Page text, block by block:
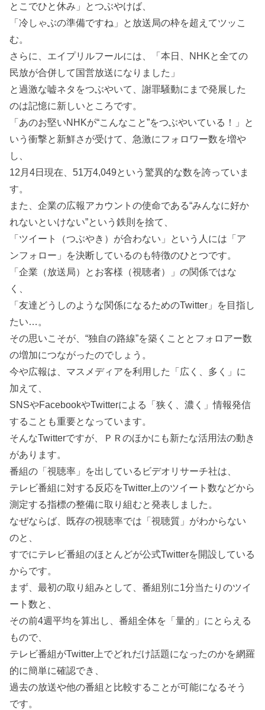
とこでひと休み」とつぶやけば、
「冷しゃぶの準備ですね」と放送局の枠を超えてツッこ
む。
さらに、エイプリルフールには、「本日、NHKと全ての
民放が合併して国営放送になりました」
と過激な嘘ネタをつぶやいて、謝罪騒動にまで発展した
のは記憶に新しいところです。
「あのお堅いNHKが“こんなこと”をつぶやいている！」と
いう衝撃と新鮮さが受けて、急激にフォロワー数を増や
し、
12月4日現在、51万4,049という驚異的な数を誇っていま
す。
また、企業の広報アカウントの使命である“みんなに好か
れないといけない”という鉄則を捨て、
「ツイート（つぶやき）が合わない」という人には「ア
ンフォロー」を決断しているのも特徴のひとつです。
「企業（放送局）とお客様（視聴者）」の関係ではな
く、
「友達どうしのような関係になるためのTwitter」を目指し
たい…。
その思いこそが、“独自の路線”を築くこととフォロアー数
の増加につながったのでしょう。
今や広報は、マスメディアを利用した「広く、多く」に
加えて、
SNSやFacebookやTwitterによる「狭く、濃く」情報発信
することも重要となっています。
そんなTwitterですが、ＰＲのほかにも新たな活用法の動き
があります。
番組の「視聴率」を出しているビデオリサーチ社は、
テレビ番組に対する反応をTwitter上のツイート数などから
測定する指標の整備に取り組むと発表しました。
なぜならば、既存の視聴率では「視聴質」がわからない
のと、
すでにテレビ番組のほとんどが公式Twitterを開設している
からです。
まず、最初の取り組みとして、番組別に1分当たりのツイ
ート数と、
その前4週平均を算出し、番組全体を「量的」にとらえる
もので、
テレビ番組がTwitter上でどれだけ話題になったのかを網羅
的に簡単に確認でき、
過去の放送や他の番組と比較することが可能になるそう
です。